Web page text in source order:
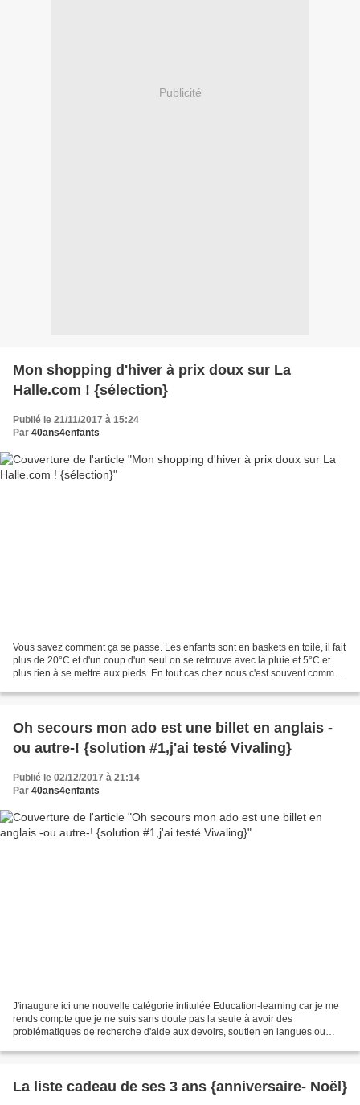
Publicité
Mon shopping d'hiver à prix doux sur La
Halle.com ! {sélection}
Publié le 21/11/2017 à 15:24
Par 40ans4enfants
Vous savez comment ça se passe. Les enfants sont en baskets en toile, il fait
plus de 20°C et d'un coup d'un seul on se retrouve avec la pluie et 5°C et
plus rien à se mettre aux pieds. En tout cas chez nous c'est souvent comme
Oh secours mon ado est une billet en anglais -
ou autre-! {solution #1,j'ai testé Vivaling}
Publié le 02/12/2017 à 21:14
Par 40ans4enfants
J'inaugure ici une nouvelle catégorie intitulée Education-learning car je me
rends compte que je ne suis sans doute pas la seule à avoir des
problématiques de recherche d'aide aux devoirs, soutien en langues ou
La liste cadeau de ses 3 ans {anniversaire- Noël}